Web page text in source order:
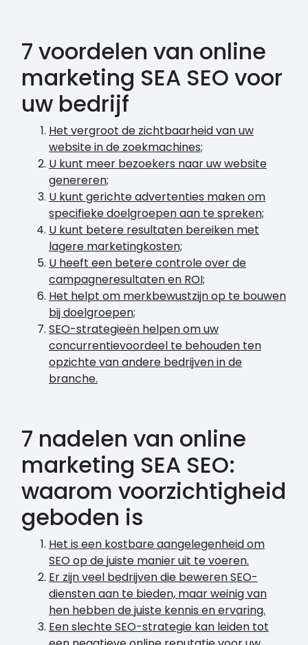
7 voordelen van online
marketing SEA SEO voor
uw bedrijf
Het vergroot de zichtbaarheid van uw
website in de zoekmachines;
U kunt meer bezoekers naar uw website
genereren;
U kunt gerichte advertenties maken om
specifieke doelgroepen aan te spreken;
U kunt betere resultaten bereiken met
lagere marketingkosten;
U heeft een betere controle over de
campagneresultaten en ROI;
Het helpt om merkbewustzijn op te bouwen
bij doelgroepen;
SEO-strategieën helpen om uw
concurrentievoordeel te behouden ten
opzichte van andere bedrijven in de
branche.
7 nadelen van online
marketing SEA SEO:
waarom voorzichtigheid
geboden is
Het is een kostbare aangelegenheid om
SEO op de juiste manier uit te voeren.
Er zijn veel bedrijven die beweren SEO-
diensten aan te bieden, maar weinig van
hen hebben de juiste kennis en ervaring.
Een slechte SEO-strategie kan leiden tot